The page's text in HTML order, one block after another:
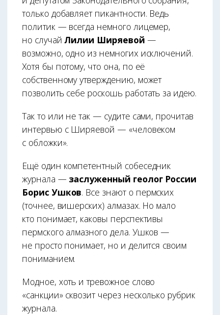
только добавляет пикантности. Ведь
политик — всегда немного лицемер,
но случайЛилии Ширяевой —
возможно, одно из немногих исключений.
Хотя бы потому, что она, по её
собственному утверждению, может
позволить себе роскошь работать за идею.
Так то или не так — судите сами, прочитав
интервью с Ширяевой — «человеком
с обложки».
Ещё один компетентный собеседник
журнала — заслуженный геолог России
Борис Ушков. Все знают о пермских
(точнее, вишерских) алмазах. Но мало
кто понимает, каковы перспективы
пермского алмазного дела. Ушков —
не просто понимает, но и делится своим
пониманием.
Модное, хоть и тревожное слово
«санкции» сквозит через несколько рубрик
журнала.